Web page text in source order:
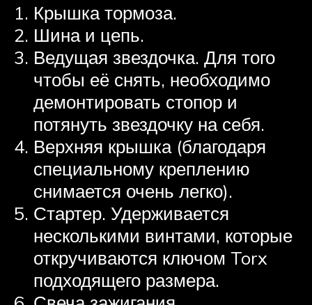
Крышка тормоза.
Шина и цепь.
Ведущая звездочка. Для того
чтобы её снять, необходимо
демонтировать стопор и
потянуть звездочку на себя.
Верхняя крышка (благодаря
специальному креплению
снимается очень легко).
Стартер. Удерживается
несколькими винтами, которые
откручиваются ключом Torx
подходящего размера.